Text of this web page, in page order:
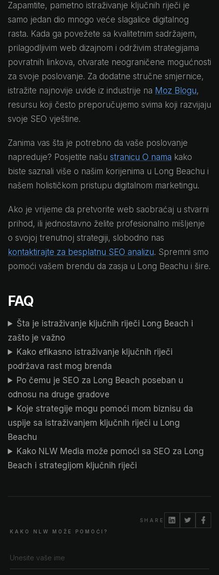
Zapamtite, pametno istraživanje ključnih riječi je
samo jedan dio mnogo veće slagalice digitalnog
rasta. Kada ga povežete sa kvalitetnim sadržajem,
prilagodljivim web dizajnom i održivim strategijama
povratnih linkova, otvarate neograničene mogućnosti
za svoje poslovanje. Za dodatne stručne smjernice,
istražite najnovije uvide iz industrije na Moz Blogu,
resursu koji često preporučujemo svima koji razvijaju
svoje SEO vještine.
Zanima vas šta je potrebno da vaše poslovanje
napreduje? Posjetite našu stranicu O nama kako
biste saznali više o našim korijenima u Long Beachu i
našem holističkom pristupu digitalnom marketingu.
Ako je vrijeme da pretvorite web saobraćaj u stvarni
prihod, ili jednostavno želite profesionalno mišljenje
o svojoj trenutnoj strategiji, slobodno nas
kontaktirajte za besplatnu SEO analizu. Spremni smo
pomoći vašem brendu da zasja u Long Beachu i šire.
FAQ
Šta je istraživanje ključnih riječi Long Beach i
zašto je važno
Kako efikasno istraživanje ključnih riječi
podržava rast mog brenda
Po čemu je SEO za Long Beach poseban u
odnosu na druge gradove
Koje strategije mogu pomoći mom biznisu da
uspije sa istraživanjem ključnih riječi u Long
Beachu
Kako NLW Media može pomoći sa SEO za Long
Beach i strategijom ključnih riječi
SHARE
KAKO NLW MOŽE POMOĆI?